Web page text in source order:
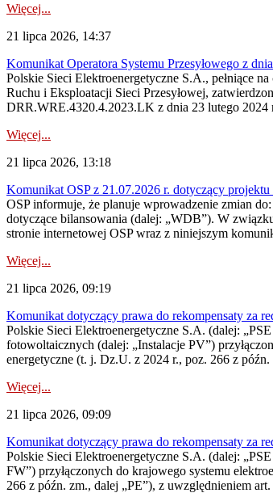
Więcej...
21 lipca 2026, 14:37
Komunikat Operatora Systemu Przesyłowego z
Polskie Sieci Elektroenergetyczne S.A., pełniące
Ruchu i Eksploatacji Sieci Przesyłowej,
DRR.WRE.4320.4.2023.LK z dnia 23 lutego 2024
Więcej...
21 lipca 2026, 13:18
Komunikat OSP z 21.07.2026 r. dotyczący
OSP informuje, że planuje wprowadzenie zmian
dotyczące bilansowania (dalej: „WDB”). W
stronie internetowej OSP wraz z niniejszym
Więcej...
21 lipca 2026, 09:19
Komunikat dotyczący prawa do rekompensaty za
Polskie Sieci Elektroenergetyczne S.A. (dalej:
fotowoltaicznych (dalej: „Instalacje PV”)
energetyczne (t. j. Dz.U. z 2024 r., poz. 266 z
Więcej...
21 lipca 2026, 09:09
Komunikat dotyczący prawa do rekompensaty za
Polskie Sieci Elektroenergetyczne S.A. (dalej:
FW”) przyłączonych do krajowego systemu
266 z późn. zm., dalej „PE”), z uwzględnieniem